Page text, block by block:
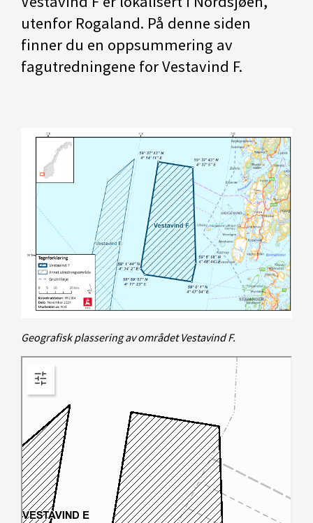
utenfor Rogaland. På denne siden
finner du en oppsummering av
fagutredningene for Vestavind F.
Geografisk plassering av området Vestavind F.